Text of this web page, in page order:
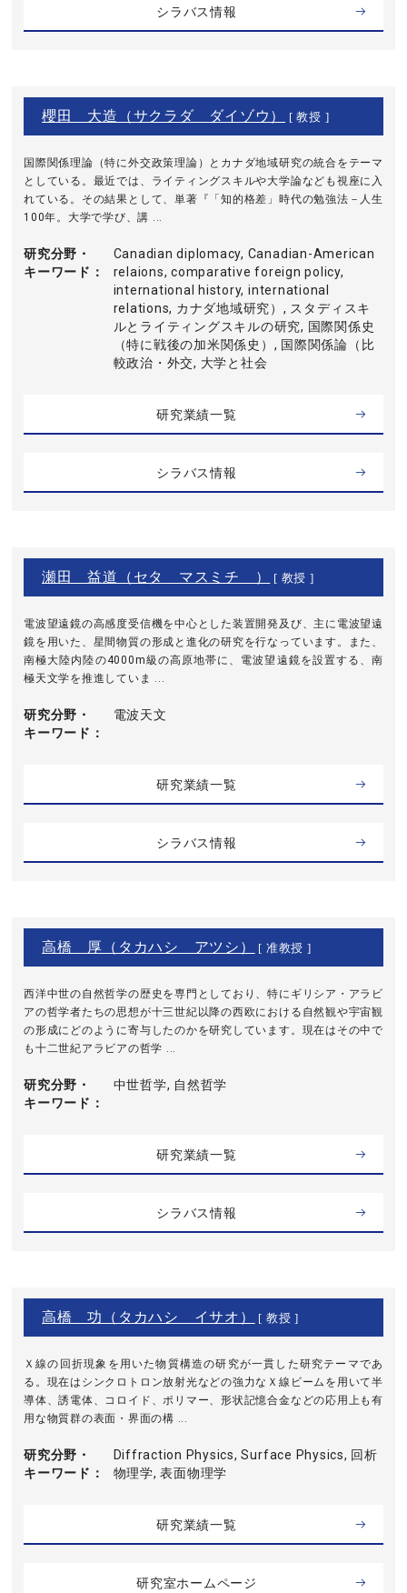
シラバス情報
櫻田 大造（サクラダ ダイゾウ） [ 教授 ]
国際関係理論（特に外交政策理論）とカナダ地域研究の統合をテーマ
としている。最近では、ライティングスキルや大学論なども視座に入
れている。その結果として、単著『「知的格差」時代の勉強法－人生
100年。大学で学び、講 ...
研究分野・
キーワード
Canadian diplomacy, Canadian-American
relaions, comparative foreign policy,
international history, international
relations, カナダ地域研究）, スタディスキ
ルとライティングスキルの研究, 国際関係史
（特に戦後の加米関係史）, 国際関係論（比
較政治・外交, 大学と社会
研究業績一覧
シラバス情報
瀬田 益道（セタ マスミチ ） [ 教授 ]
電波望遠鏡の高感度受信機を中心とした装置開発及び、主に電波望遠
鏡を用いた、星間物質の形成と進化の研究を行なっています。また、
南極大陸内陸の4000m級の高原地帯に、電波望遠鏡を設置する、南
極天文学を推進していま ...
研究分野・
キーワード
電波天文
研究業績一覧
シラバス情報
高橋 厚（タカハシ アツシ） [ 准教授 ]
西洋中世の自然哲学の歴史を専門としており、特にギリシア・アラビ
アの哲学者たちの思想が十三世紀以降の西欧における自然観や宇宙観
の形成にどのように寄与したのかを研究しています。現在はその中で
も十二世紀アラビアの哲学 ...
研究分野・
キーワード
中世哲学, 自然哲学
研究業績一覧
シラバス情報
高橋 功（タカハシ イサオ） [ 教授 ]
Ｘ線の回折現象を用いた物質構造の研究が一貫した研究テーマであ
る。現在はシンクロトロン放射光などの強力なＸ線ビームを用いて半
導体、誘電体、コロイド、ポリマー、形状記憶合金などの応用上も有
用な物質群の表面・界面の構 ...
研究分野・
キーワード
Diffraction Physics, Surface Physics, 回析
物理学, 表面物理学
研究業績一覧
研究室ホームページ